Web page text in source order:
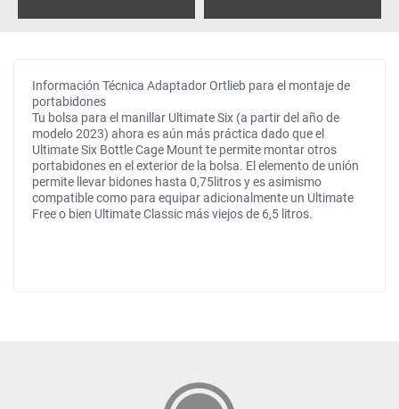
Información Técnica Adaptador Ortlieb para el montaje de
portabidones
Tu bolsa para el manillar Ultimate Six (a partir del año de
modelo 2023) ahora es aún más práctica dado que el
Ultimate Six Bottle Cage Mount te permite montar otros
portabidones en el exterior de la bolsa. El elemento de unión
permite llevar bidones hasta 0,75litros y es asimismo
compatible como para equipar adicionalmente un Ultimate
Free o bien Ultimate Classic más viejos de 6,5 litros.